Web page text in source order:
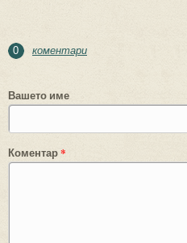
0 коментари
Вашето име
Коментар*